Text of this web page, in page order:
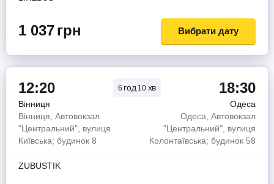
1 037грн Вибрати дату
12:20 6 год10 хв 18:30
Вінниця
Одеса
Вінниця, Автовокзал
"Центральний", вулиця
Київська; будинок 8
Одеса, Автовокзал
"Центральний", вулиця
Колонтаївська; будинок 58
ZUBUSTIK